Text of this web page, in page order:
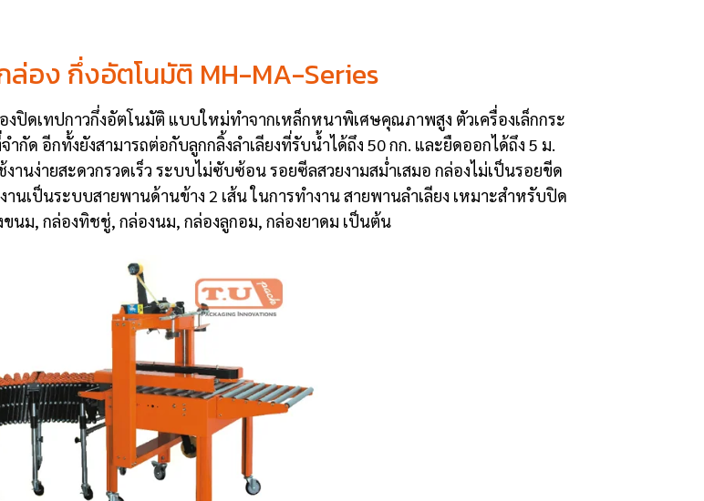
ล่อง กึ่งอัตโนมัติ MH-MA-Series
องปิดเทปกาวกึ่งอัตโนมัติ แบบใหม่ทำจากเหล็กหนาพิเศษคุณภาพสูง ตัวเครื่องเล็กกระ
ด อีกทั้งยังสามารถต่อกับลูกกลิ้งลำเลียงที่รับน้ำได้ถึง 50 กก. และยืดออกได้ถึง 5 ม.
านง่ายสะดวกรวดเร็ว ระบบไม่ซับซ้อน รอยซีลสวยงามสม่ำเสมอ กล่องไม่เป็นรอยขีด
นเป็นระบบสายพานด้านข้าง 2 เส้น ในการทำงาน สายพานลำเลียง เหมาะสำหรับปิด
นม, กล่องทิชชู่, กล่องนม, กล่องลูกอม, กล่องยาดม เป็นต้น